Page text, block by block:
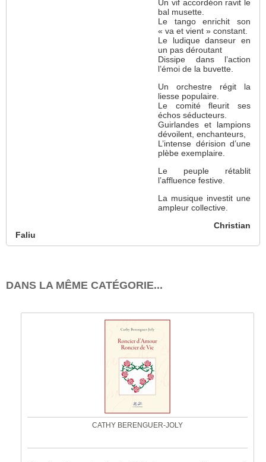
Un vif accordéon ravit le
bal musette.
Le tango enrichit son
« va et vient » constant.
Le ludique danseur en
un pas déroutant
Dissipe dans l’action
l’émoi de la buvette.
Un orchestre régit la
liesse populaire.
Le comité fleurit ses
échos séducteurs.
Guirlandes et lampions
dévoilent, enchanteurs,
L’intense dérision d’une
plèbe exemplaire.
Le peuple rétablit
l’affluence festive.
La musique investit une
ampleur collective.
Christian
Faliu
DANS LA MÊME CATÉGORIE...
CATHY BERENGUER-JOLY